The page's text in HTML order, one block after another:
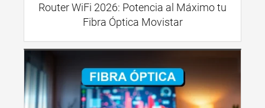
Router WiFi 2026: Potencia al Máximo tu
Fibra Óptica Movistar